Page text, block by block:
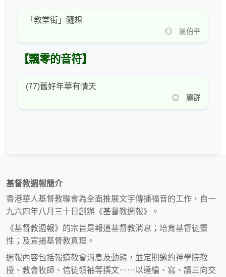
「教堂街」隨想
◎ 區伯平
【飄零的音符】
(77)舊好年華有情天
◎ 麗群
基督教週報簡介
香港華人基督教聯會為全面推展文字傳播福音的工作，自一
九六四年八月三十日創辦《基督教週報》。
《基督教週報》的宗旨是報道基督教消息；培育基督徒靈
性；及宣揚基督教真理。
週報內容包括報道教會消息及動態，並定期邀約神學院教
授、教會牧師、信徒領袖等撰文⋯⋯以達編、寫、讀三向交